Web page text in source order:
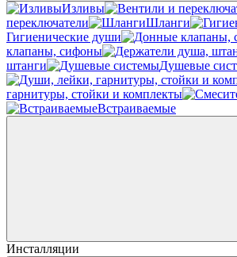
Изливы
переключатели
Шланги
Гигиенические души
клапаны, сифоны
штанги
Душевые
гарнитуры, стойки и комплекты
Встраиваемые
Инсталляции